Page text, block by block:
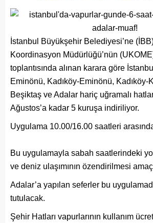
İstanbul Büyükşehir Belediyesi’ne
Koordinasyon Müdürlüğü’nün
toplantısında alınan karara göre
Eminönü, Kadıköy-Eminönü, Kadıköy-
Beşiktaş ve Adalar hariç uğramalı
Ağustos’a kadar 5 kuruşa indiriliyor.
Uygulama 10.00/16.00 saatleri
Bu uygulamayla sabah saatlerindeki
ve deniz ulaşımının özendirilmesi
Adalar’a yapılan seferler bu
tutulacak.
Şehir Hatları vapurlarının kullanım